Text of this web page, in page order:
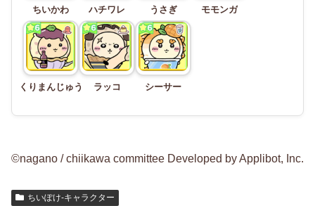
ちいかわ ハチワレ うさぎ モモンガ
くりまんじゅう ラッコ シーサー
©nagano / chiikawa committee Developed by Applibot, Inc.
ちいぽけ-キャラクター